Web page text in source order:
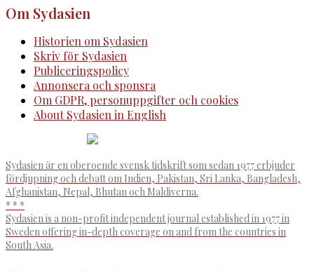
Om Sydasien
Historien om Sydasien
Skriv för Sydasien
Publiceringspolicy
Annonsera och sponsra
Om GDPR, personuppgifter och cookies
About Sydasien in English
Sydasien är en oberoende svensk tidskrift som sedan 1977 erbjuder
fördjupning och debatt om Indien, Pakistan, Sri Lanka, Bangladesh,
Afghanistan, Nepal, Bhutan och Maldiverna.
* * *
Sydasien is a non-profit independent journal established in 1977 in
Sweden offering in-depth coverage on and from the countries in
South Asia.